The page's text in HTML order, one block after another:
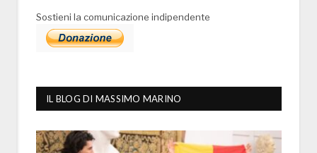
Sostieni la comunicazione indipendente
IL BLOG DI MASSIMO MARINO